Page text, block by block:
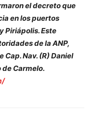
el decreto que
en los puertos
Piriápolis. Este
de la ANP,
Nav. (R) Daniel
Carmelo.